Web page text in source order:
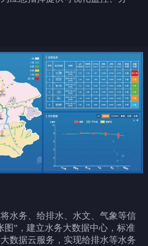
水务、给排水、水文、气象等信
图”，建立水务大数据中心，标准
数据云服务，实现给排水等水务